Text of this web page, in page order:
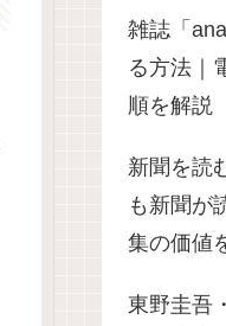
雑誌「
る方法｜
順を解説
新聞を読
も新聞が
集の価値
東野圭吾